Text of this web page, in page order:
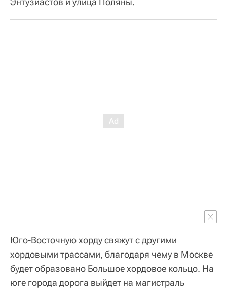
Юго-Восточную хорду свяжут с другими
хордовыми трассами, благодаря чему в Москве
будет образовано Большое хордовое кольцо. На
юге города дорога выйдет на магистраль